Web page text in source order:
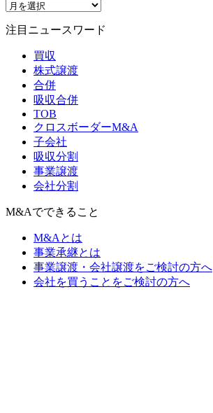
注目ニュースワード
買収
株式譲渡
合併
吸収合併
TOB
クロスボーダーM&A
子会社
吸収分割
事業譲渡
会社分割
M&Aでできること
M&Aとは
事業承継とは
事業譲渡・会社譲渡をご検討の方へ
会社を買うことをご検討の方へ